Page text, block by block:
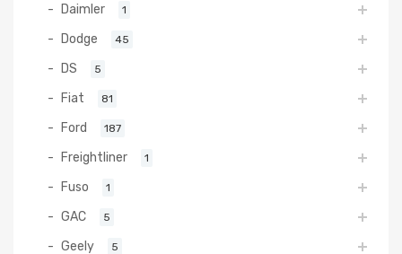
Daimler 1
Dodge 45
DS 5
Fiat 81
Ford 187
Freightliner 1
Fuso 1
GAC 5
Geely 5